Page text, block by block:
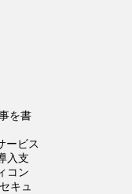
を書
ービス
入支
コン
キュ